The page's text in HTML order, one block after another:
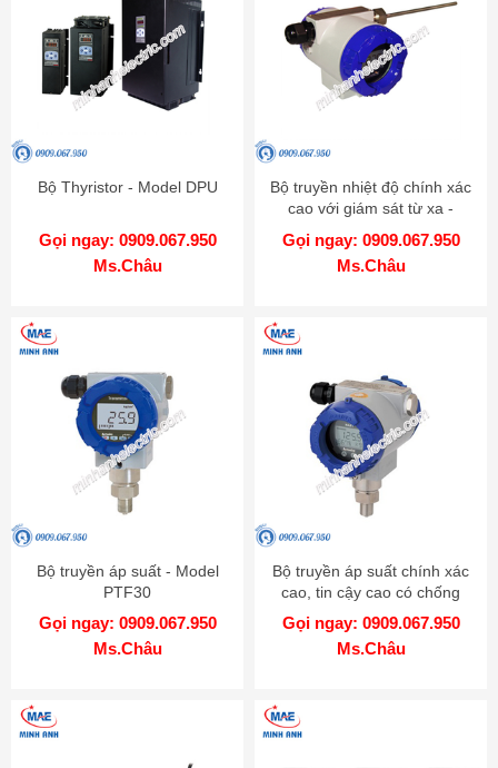
Bộ Thyristor - Model DPU
Gọi ngay: 0909.067.950
Ms.Châu
Bộ truyền nhiệt độ chính xác
cao với giám sát từ xa -
Model KT-502H
Gọi ngay: 0909.067.950
Ms.Châu
Bộ truyền áp suất - Model
PTF30
Gọi ngay: 0909.067.950
Ms.Châu
Bộ truyền áp suất chính xác
cao, tin cậy cao có chống
cháy nổ - Model KT-302H
Gọi ngay: 0909.067.950
Ms.Châu